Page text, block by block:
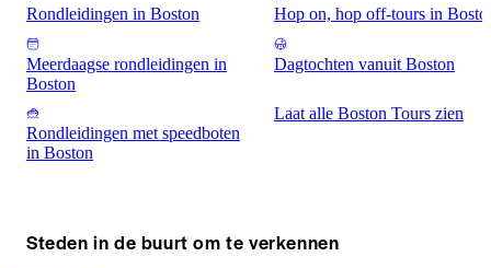
Rondleidingen in Boston Hop on, hop off-tours in
Meerdaagse rondleidingen in
Boston
Dagtochten vanuit Boston
Rondleidingen met speedboten
in Boston
Laat alle Boston Tours zien
Steden in de buurt om te verkennen